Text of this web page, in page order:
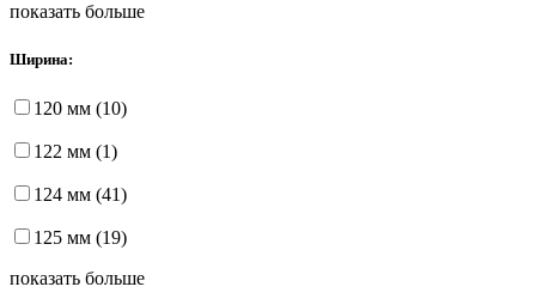
показать больше
Ширина:
120 мм (10)
122 мм (1)
124 мм (41)
125 мм (19)
показать больше